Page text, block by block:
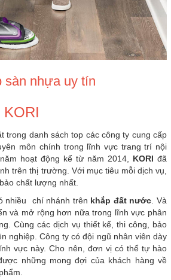
nhựa uy tín
KORI
trong danh sách top các công ty cung cấp
môn chính trong lĩnh vực trang trí nội
hoạt động kể từ năm 2014,
KORI đã
trên thị trường. Với mục tiêu mỗi dịch vụ,
chất lượng nhất.
nhiều chí nhánh trên khắp đất nước . Và
và mở rộng hơn nữa trong lĩnh vực phân
Cùng các dịch vụ thiết kế, thi công, bảo
nghiệp. Công ty có đội ngũ nhân viên dày
vực này. Cho nên, đơn vị có thể tự hào
những mong đợi của khách hàng về